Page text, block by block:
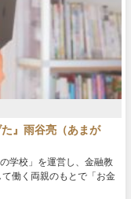
』雨谷亮（あまが
学校」を運営し、金融教
働く両親のもとで「お金